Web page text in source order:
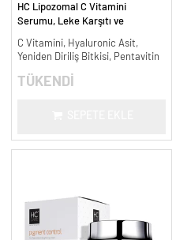
HC Lipozomal C Vitamini
Serumu, Leke Karşıtı ve
C Vitamini, Hyaluronic Asit,
Yeniden Diriliş Bitkisi, Pentavitin
TÜKENDİ